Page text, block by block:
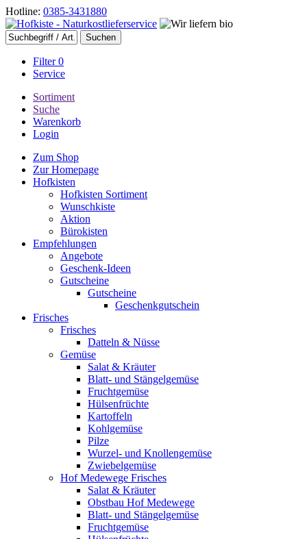
Hotline: 0385-3431880
Filter0
Service
Sortiment
Suche
Warenkorb
Login
Zum Shop
Zur Homepage
Hofkisten
Hofkisten Sortiment
Wunschkiste
Aktion
Bürokisten
Empfehlungen
Angebote
Geschenk-Ideen
Gutscheine
Gutscheine
Geschenkgutschein
Frisches
Frisches
Datteln & Nüsse
Gemüse
Salat & Kräuter
Blatt- und Stängelgemüse
Fruchtgemüse
Hülsenfrüchte
Kartoffeln
Kohlgemüse
Pilze
Wurzel- und Knollengemüse
Zwiebelgemüse
Hof Medewege Frisches
Salat & Kräuter
Obstbau Hof Medewege
Blatt- und Stängelgemüse
Fruchtgemüse